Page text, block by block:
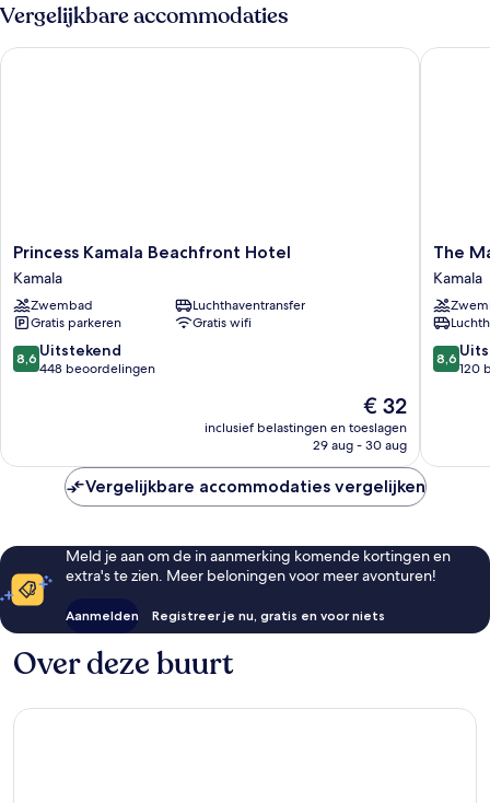
Vergelijkbare accommodaties
Princess
Kamala
Beachfront
Hotel
Kamala
Princess Kamala Beachfront Hotel
Kamala
Zwembad
Luchthaventransfer
Gratis parkeren
Gratis wifi
8.6
van
8,6 Uitstekend
448 beoordelingen
De
prijs
is
€ 32
inclusief belastingen en toeslagen
29 aug - 30 aug
Princess Kamala Beachfront Hotel
The
Marin
Phuket
Kamala
Beach
Kamala
The
Kamala
8.6
van
8,6
120
The
Vergelijkbare accommodaties vergelijken
Meld je aan om de in aanmerking komende kortingen en
extra's te zien. Meer beloningen voor meer avonturen!
Aanmelden Registreer je nu, gratis en voor niets
Over deze buurt